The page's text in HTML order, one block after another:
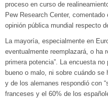
proceso en curso de
Pew Research Center,
opinión pública mundial respecto
La mayoría, especialmente en
eventualmente reemplazará, o ha
primera potencia”. La encuesta
bueno o malo, ni sobre cuándo
y de los alemanes respondió con
franceses y el 60% de los